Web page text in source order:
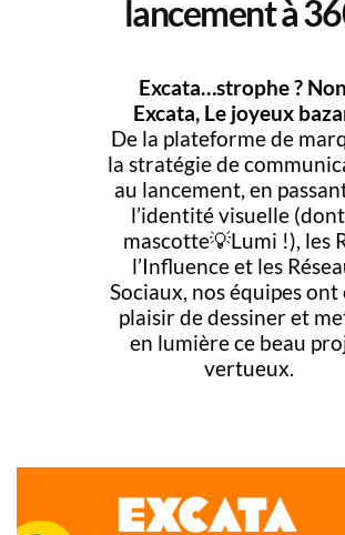
lancement à
Excata…strophe ?
Excata, Le joyeux
De la plateforme de
la stratégie de
au lancement, en
l’identité visuelle
mascotte💡Lumi !), les
l’Influence et les
Sociaux, nos équipes ont
plaisir de dessiner et
en lumière ce beau
vertueux.